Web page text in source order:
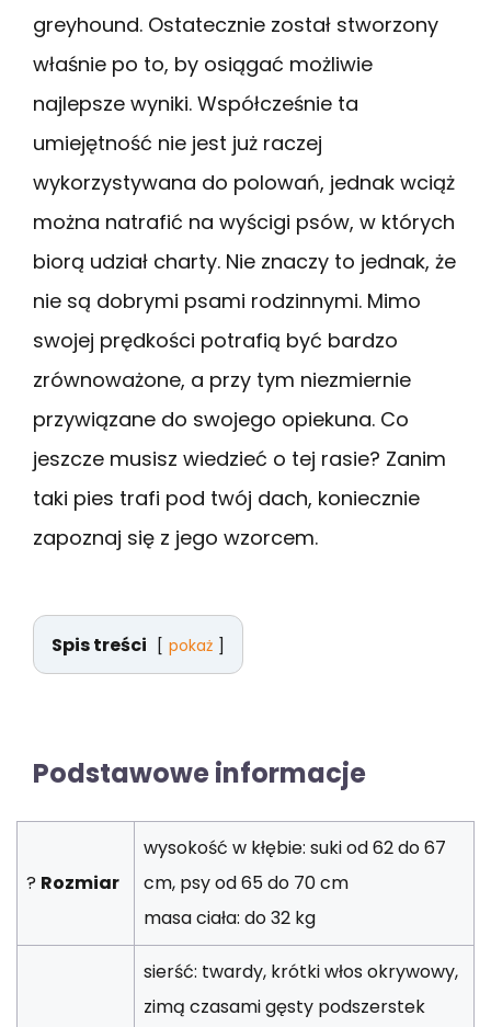
greyhound. Ostatecznie został stworzony
właśnie po to, by osiągać możliwie
najlepsze wyniki. Współcześnie ta
umiejętność nie jest już raczej
wykorzystywana do polowań, jednak wciąż
można natrafić na wyścigi psów, w których
biorą udział charty. Nie znaczy to jednak, że
nie są dobrymi psami rodzinnymi. Mimo
swojej prędkości potrafią być bardzo
zrównoważone, a przy tym niezmiernie
przywiązane do swojego opiekuna. Co
jeszcze musisz wiedzieć o tej rasie? Zanim
taki pies trafi pod twój dach, koniecznie
zapoznaj się z jego wzorcem.
Spis treści pokaż
Podstawowe informacje
? Rozmiar
wysokość w kłębie: suki od 62 do 67
cm, psy od 65 do 70 cm
masa ciała: do 32 kg
sierść: twardy, krótki włos okrywowy,
zimą czasami gęsty podszerstek